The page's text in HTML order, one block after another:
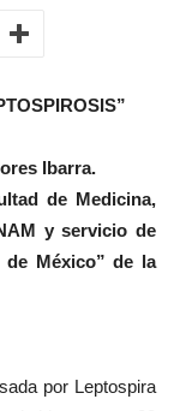
Ibarra.
de Medicina,
y servicio de
de México” de la
por Leptospira